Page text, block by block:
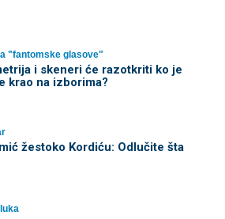
"fantomske glasove"
i skeneri će razotkriti ko je
krao na izborima?
žestoko Kordiću: Odlučite šta